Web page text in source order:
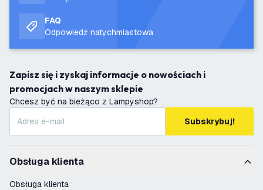
FAQ
Odpowiedź natychmiastowa
Zapisz się i zyskaj informacje o nowościach i
promocjach w naszym sklepie
Chcesz być na bieżąco z Lampyshop?
Subskrybuj!
Obsługa klienta
Obsługa klienta